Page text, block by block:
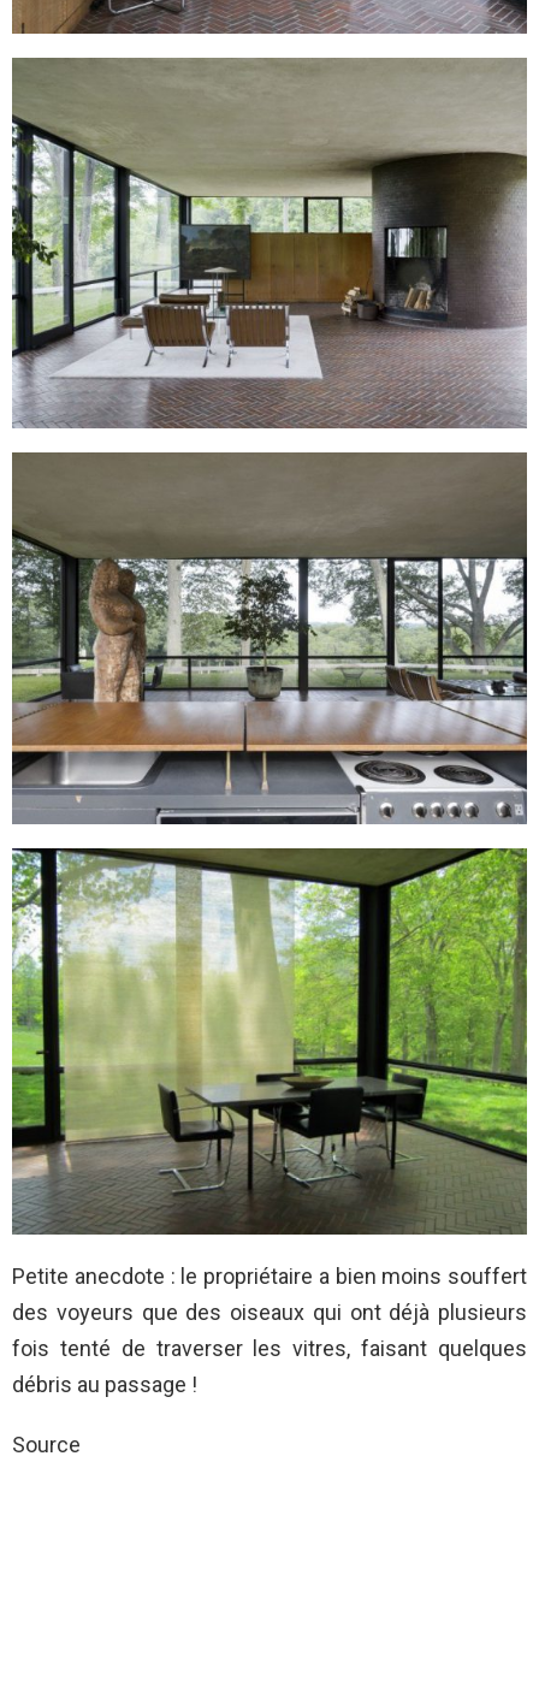
Petite anecdote : le propriétaire a bien moins souffert
des voyeurs que des oiseaux qui ont déjà plusieurs
fois tenté de traverser les vitres, faisant quelques
débris au passage !
Source